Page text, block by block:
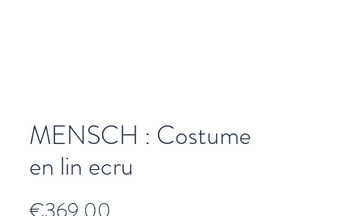
MENSCH : Costume
en lin ecru